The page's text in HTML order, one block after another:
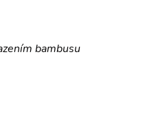
bambusu